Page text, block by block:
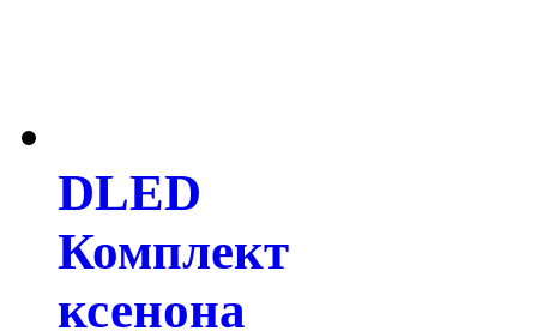
DLED
Комплект
ксенона